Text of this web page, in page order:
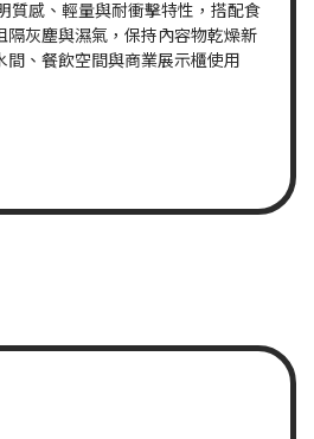
質感、輕量與耐衝擊特性，搭配食
隔灰塵與濕氣，保持內容物乾燥新
、餐飲空間與商業展示櫃使用